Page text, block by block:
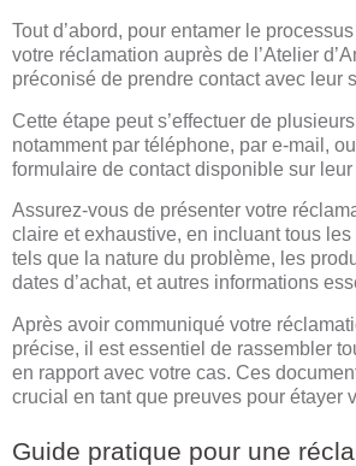
Tout d’abord, pour entamer le
votre réclamation auprès de l’Atelier
préconisé de prendre contact avec leur
Cette étape peut s’effectuer de
notamment par téléphone, par e-mail,
formulaire de contact disponible sur leur
Assurez-vous de présenter votre
claire et exhaustive, en incluant tous
tels que la nature du problème, les
dates d’achat, et autres informations
Après avoir communiqué votre
précise, il est essentiel de rassembler
en rapport avec votre cas. Ces
crucial en tant que preuves pour étayer
Guide pratique pour une